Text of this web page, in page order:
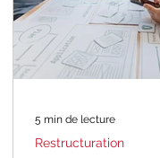
Restructuration
5 min de lecture